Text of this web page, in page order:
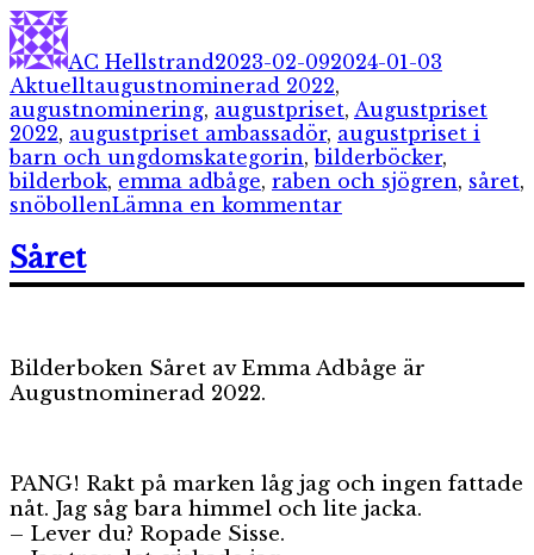
Författare
AC Hellstrand2023-02-092024-01-03
AktuelltEtiketter
augustnominerad 2022,
augustnominering, augustpriset, Augustpriset
2022, augustpriset ambassadör, augustpriset i
barn och ungdomskategorin,bilderböcker,
bilderbok, emma adbåge, raben och sjögren, såret,
snöbollenLämna en kommentartill
”Såret”
Såret
Bilderboken Såret av Emma Adbåge är
Augustnominerad 2022.
PANG! Rakt på marken låg jag och ingen fattade
nåt. Jag såg bara himmel och lite jacka.
– Lever du? Ropade Sisse.